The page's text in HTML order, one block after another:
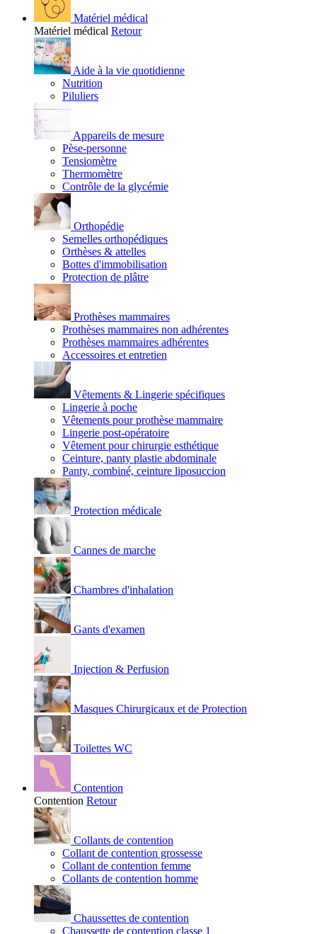
Matériel médical
Matériel médical Retour
Aide à la vie quotidienne
Nutrition
Piluliers
Appareils de mesure
Pèse-personne
Tensiomètre
Thermomètre
Contrôle de la glycémie
Orthopédie
Semelles orthopédiques
Orthèses & attelles
Bottes d'immobilisation
Protection de plâtre
Prothèses mammaires
Prothèses mammaires non adhérentes
Prothèses mammaires adhérentes
Accessoires et entretien
Vêtements & Lingerie spécifiques
Lingerie à poche
Vêtements pour prothèse mammaire
Lingerie post-opératoire
Vêtement pour chirurgie esthétique
Ceinture, panty plastie abdominale
Panty, combiné, ceinture liposuccion
Protection médicale
Cannes de marche
Chambres d'inhalation
Gants d'examen
Injection & Perfusion
Masques Chirurgicaux et de Protection
Toilettes WC
Contention
Contention Retour
Collants de contention
Collant de contention grossesse
Collant de contention femme
Collants de contention homme
Chaussettes de contention
Chaussette de contention classe 1